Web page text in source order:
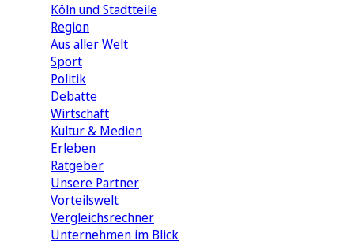
Köln und Stadtteile
Region
Aus aller Welt
Sport
Politik
Debatte
Wirtschaft
Kultur & Medien
Erleben
Ratgeber
Unsere Partner
Vorteilswelt
Vergleichsrechner
Unternehmen im Blick